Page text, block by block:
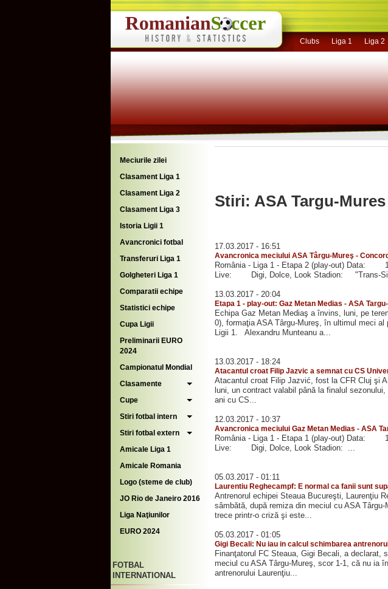
Clubs Liga 1 Liga 2
Meciurile zilei
Clasament Liga 1
Clasament Liga 2
Clasament Liga 3
Istoria Ligii 1
Avancronici fotbal
Transferuri Liga 1
Golgheteri Liga 1
Comparatii echipe
Statistici echipe
Cupa Ligii
Preliminarii EURO
2024
Campionatul Mondial
Clasamente
Cupe
Stiri fotbal intern
Stiri fotbal extern
Amicale Liga 1
Amicale Romania
Logo (steme de club)
JO Rio de Janeiro 2016
Liga Naţiunilor
EURO 2024
FOTBAL
INTERNATIONAL
Stiri: ASA Targu-Mures
17.03.2017 - 16:51
Avancronica meciului ASA Târgu-Mureş -
România - Liga 1 - Etapa 2 (play-out)
Live: Digi, Dolce, Look Stadion: "Trans-
13.03.2017 - 20:04
Etapa 1 - play-out: Gaz Metan Medias - ASA
Echipa Gaz Metan Mediaş a învins, luni, pe
0), formaţia ASA Târgu-Mureş, în ultimul meci al
Ligii 1. Alexandru Munteanu a...
13.03.2017 - 18:24
Atacantul croat Filip Jazvic a semnat cu CS
Atacantul croat Filip Jazvić, fost la CFR Cluj şi
luni, un contract valabil până la finalul
ani cu CS...
12.03.2017 - 10:37
Avancronica meciului Gaz Metan Medias - ASA
România - Liga 1 - Etapa 1 (play-out)
Live: Digi, Dolce, Look Stadion: ...
05.03.2017 - 01:11
Laurentiu Reghecampf: E normal ca fanii sunt
Antrenorul echipei Steaua Bucureşti, Laurenţiu
sâmbătă, după remiza din meciul cu ASA
trece printr-o criză şi este...
05.03.2017 - 01:05
Gigi Becali: Nu iau in calcul schimbarea
Finanţatorul FC Steaua, Gigi Becali, a declarat,
meciul cu ASA Târgu-Mureş, scor 1-1, că nu ia
antrenorului Laurenţiu...